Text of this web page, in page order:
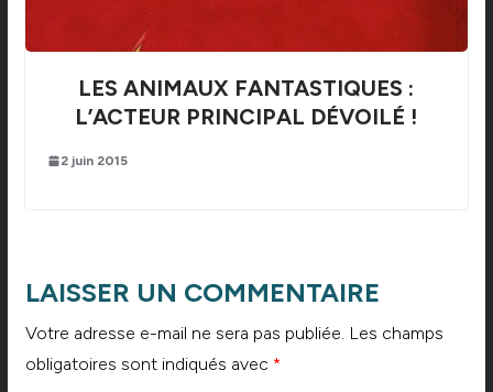
LES ANIMAUX FANTASTIQUES :
L’ACTEUR PRINCIPAL DÉVOILÉ !
2 juin 2015
LAISSER UN COMMENTAIRE
Votre adresse e-mail ne sera pas publiée. Les champs
obligatoires sont indiqués avec *